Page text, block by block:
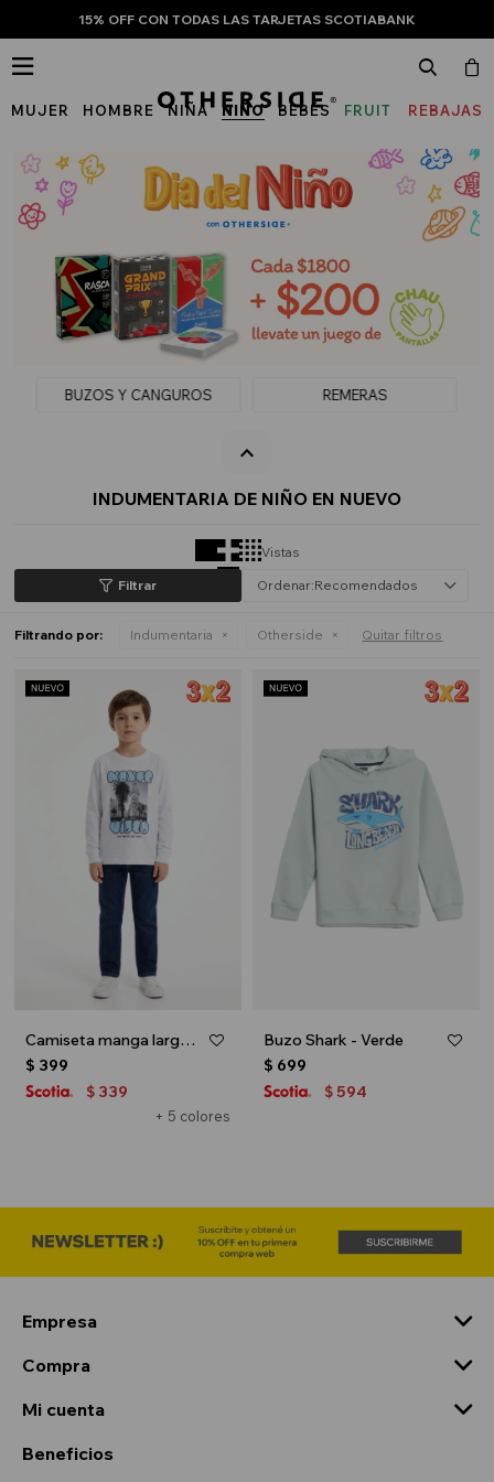
15% OFF CON TODAS LAS TARJETAS SCOTIABANK
MUJER HOMBRE NIÑA NIÑO BEBÉS
FRUIT
THE
LOOM
REBAJAS

BUZOS Y CANGUROS REMERAS
INDUMENTARIA DE NIÑO EN NUEVO
Vistas
Recomendados
Filtrando por: Indumentaria Otherside Quitar filtros
Camiseta manga larga - Blanco y celeste
+ 5 colores
$ 399
$ 339
Buzo Shark - Verde
$ 699
$ 594
Empresa
Compra
Mi cuenta
Beneficios